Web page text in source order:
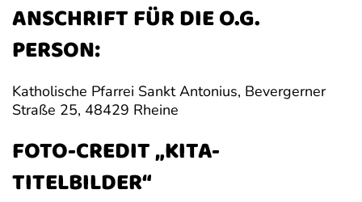
ANSCHRIFT FÜR DIE O.G.
PERSON:
Katholische Pfarrei Sankt Antonius, Bevergerner
Straße 25, 48429 Rheine
FOTO-CREDIT „KITA-
TITELBILDER“